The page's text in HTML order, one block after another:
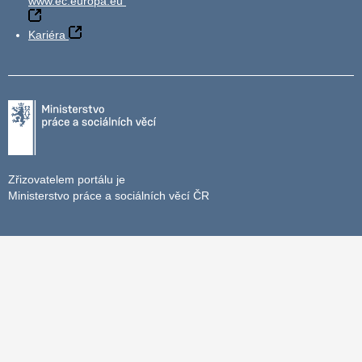
Kariéra
Zřizovatelem portálu je
Ministerstvo práce a sociálních věcí ČR